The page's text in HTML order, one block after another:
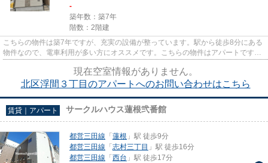
-
築年数：築7年
階数：2階建
こちらの物件は築7年ですが、充実の設備が整っています。駅から徒歩8分にある
物件なので、電車利用が多い方にオススメです。こちらの物件はアパートです。
現在空室情報がありません。
北区浮間３丁目のアパートへのお問い合わせはこちら
賃貸｜アパート サークルハウス蓮根弐番館
都営三田線 「 蓮根 」駅 徒歩9分
都営三田線 「 志村三丁目 」駅 徒歩16分
都営三田線 「 西台 」駅 徒歩17分